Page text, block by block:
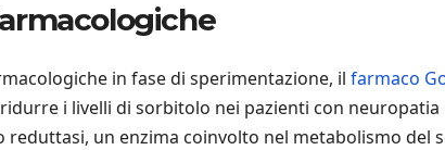
in fase di sperimentazione, il farmaco
i livelli di sorbitolo nei pazienti con neuropatia
reduttasi, un enzima coinvolto nel metabolismo del